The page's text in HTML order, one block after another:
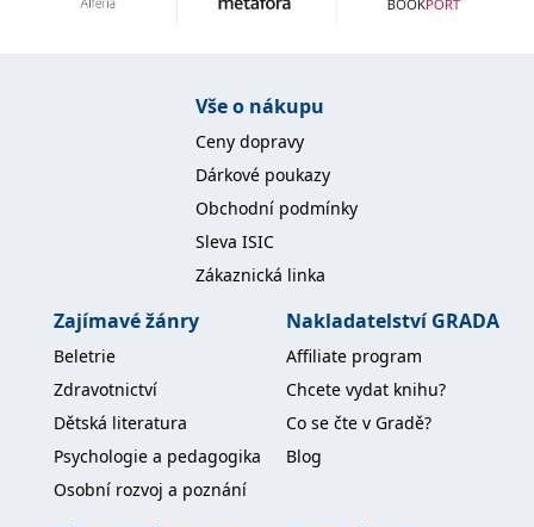
Vše o nákupu
Ceny dopravy
Dárkové poukazy
Obchodní podmínky
Sleva ISIC
Zákaznická linka
Zajímavé žánry
Beletrie
Zdravotnictví
Dětská literatura
Psychologie a pedagogika
Osobní rozvoj a poznání
Nakladatelství GRADA
Affiliate program
Chcete vydat knihu?
Co se čte v Gradě?
Blog